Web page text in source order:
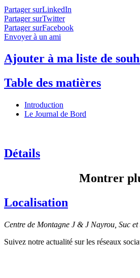
Partager surLinkedIn
Partager surTwitter
Partager surFacebook
Envoyer à un ami
Ajouter à ma liste de
Table des matières
Introduction
Le Journal de Bord
Détails
Montrer
Localisation
Centre de Montagne J & J Nayrou, Suc et
Suivez notre actualité sur les réseaux